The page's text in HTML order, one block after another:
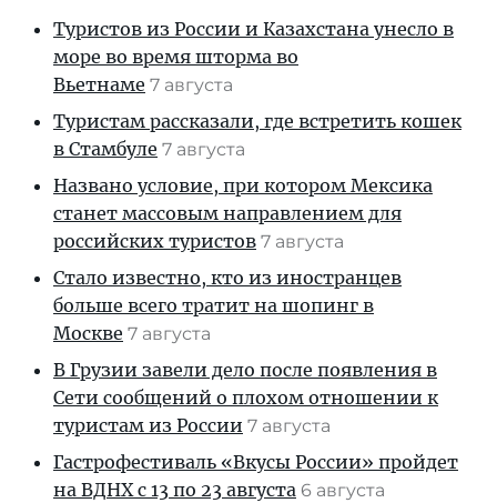
Туристов из России и Казахстана унесло в
море во время шторма во
Вьетнаме 7 августа
Туристам рассказали, где встретить кошек
в Стамбуле 7 августа
Названо условие, при котором Мексика
станет массовым направлением для
российских туристов 7 августа
Стало известно, кто из иностранцев
больше всего тратит на шопинг в
Москве 7 августа
В Грузии завели дело после появления в
Сети сообщений о плохом отношении к
туристам из России 7 августа
Гастрофестиваль «Вкусы России» пройдет
на ВДНХ с 13 по 23 августа 6 августа